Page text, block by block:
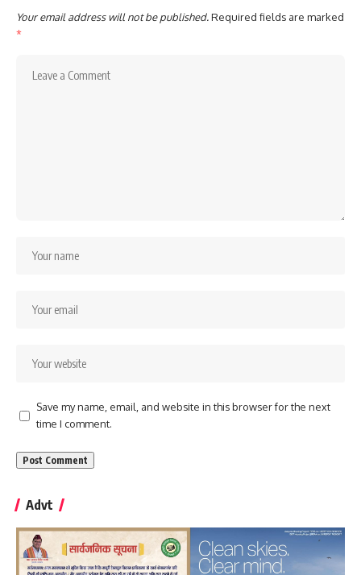
Your email address will not be published.Required fields are marked
*
Save my name, email, and website in this browser for the next
time I comment.
Advt